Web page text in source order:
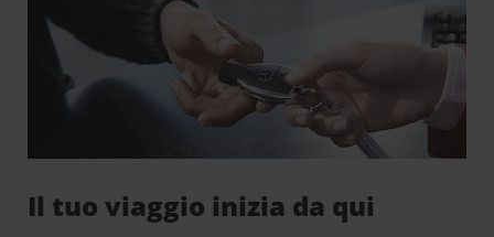
Il tuo viaggio inizia da qui